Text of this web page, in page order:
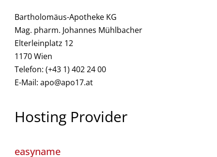
Bartholomäus-Apotheke KG
Mag. pharm. Johannes Mühlbacher
Elterleinplatz 12
1170 Wien
Telefon: (+43 1) 402 24 00
E-Mail: apo@apo17.at
Hosting Provider
easyname